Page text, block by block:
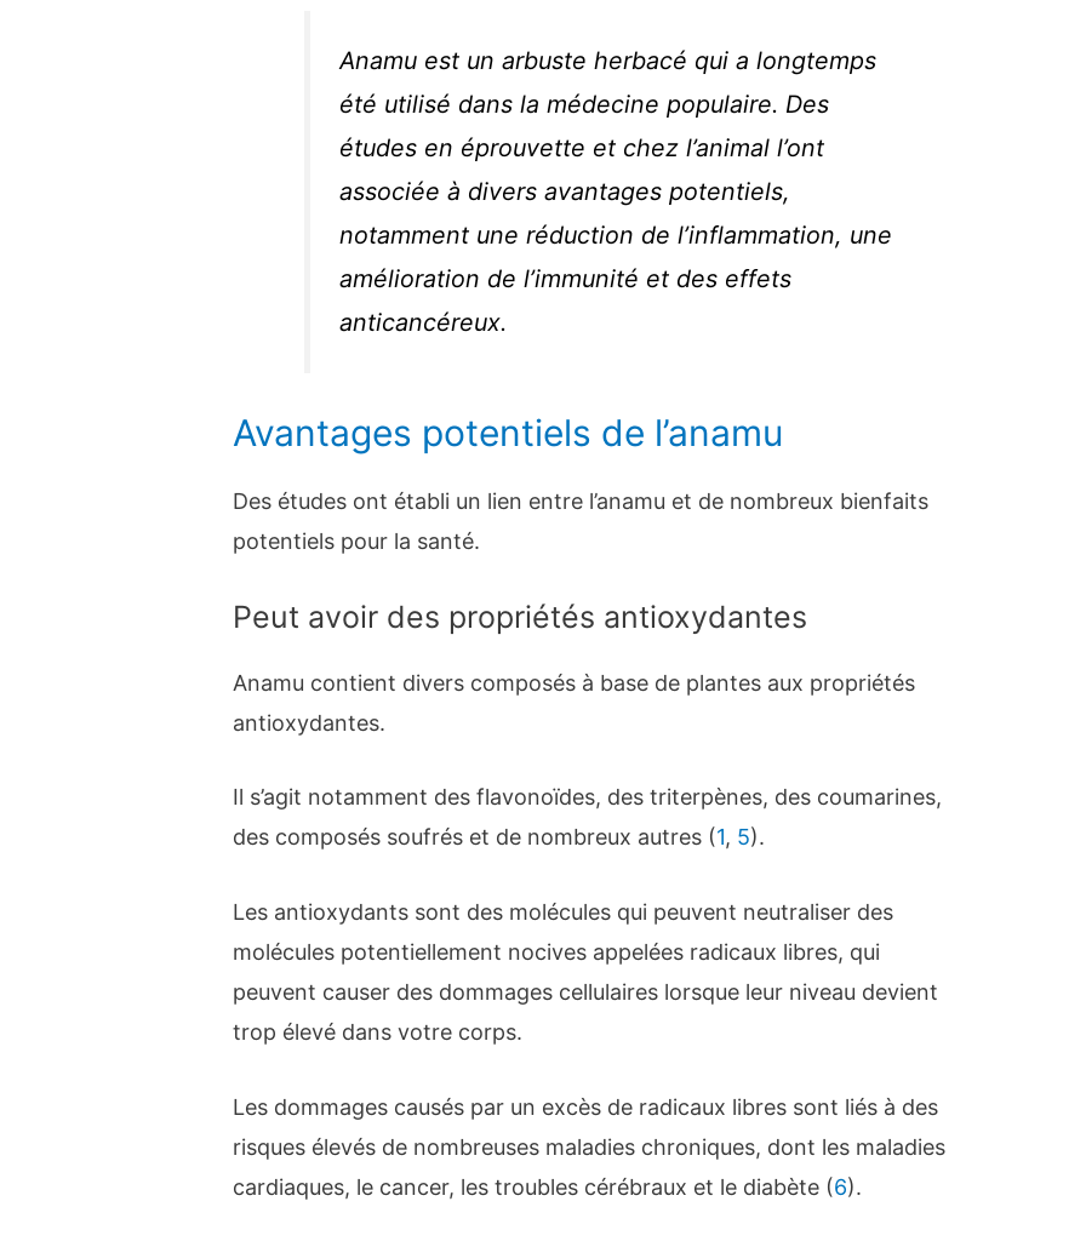
Anamu est un arbuste herbacé qui a longtemps
été utilisé dans la médecine populaire. Des
études en éprouvette et chez l’animal l’ont
associée à divers avantages potentiels,
notamment une réduction de l’inflammation, une
amélioration de l’immunité et des effets
anticancéreux.
Avantages potentiels de l’anamu
Des études ont établi un lien entre l’anamu et de nombreux bienfaits
potentiels pour la santé.
Peut avoir des propriétés antioxydantes
Anamu contient divers composés à base de plantes aux propriétés
antioxydantes.
Il s’agit notamment des flavonoïdes, des triterpènes, des coumarines,
des composés soufrés et de nombreux autres (1, 5).
Les antioxydants sont des molécules qui peuvent neutraliser des
molécules potentiellement nocives appelées radicaux libres, qui
peuvent causer des dommages cellulaires lorsque leur niveau devient
trop élevé dans votre corps.
Les dommages causés par un excès de radicaux libres sont liés à des
risques élevés de nombreuses maladies chroniques, dont les maladies
cardiaques, le cancer, les troubles cérébraux et le diabète (6).